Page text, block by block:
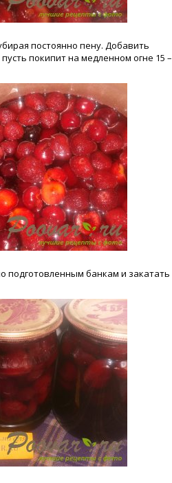
постоянно пену. Добавить
покипит на медленном огне 15 –
подготовленным банкам и закатать